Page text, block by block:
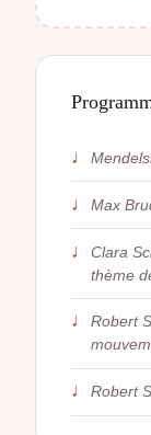
♩
♩ Max
♩
Clara
thème
♩
Robert
♩ Robert